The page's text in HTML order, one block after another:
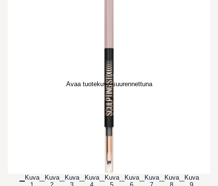
Avaa tuotekuva suurennettuna
Kuva
Kuva
Kuva
Kuva
Kuva
Kuva
Kuva
Kuva
Kuva